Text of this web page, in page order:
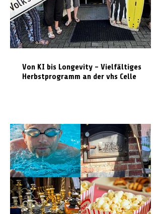
Von KI bis Longevity – Vielfältiges
Herbstprogramm an der vhs Celle